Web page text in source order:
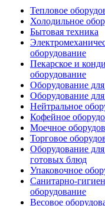
Тепловое
Холодильное
Бытовая техника
оборудование
Пекарское и
оборудование
Оборудование
Оборудование
Нейтральное
Кофейное
Моечное
Торговое
Оборудование для
готовых блюд
Упаковочное
Санитарно-
оборудование
Весовое